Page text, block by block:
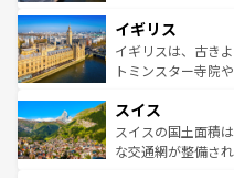
いる。シャンパン
香り高いラベンダ
らに、パリ以外の
れる地方に足を運
きるだ
を参照してほしい。
顔を持つこの国は
ルリンの文化的活
してライン川沿い
は、お酒好きな人にはぜ
ドイツ情報はコン
イギリス
イギリスは、古き
トミンスター寺院
リアごとに異なる
ティー、ビール好
戦など、本場だか
スイス
スイスの国土面積
な交通網が整備さ